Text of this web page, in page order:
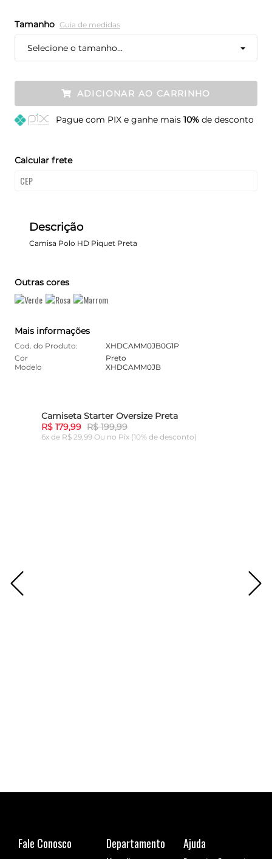
Tamanho Guia de medidas
Selecione o tamanho...
ADICIONAR AO CARRINHO
Pague com PIX e ganhe mais 10%de desconto
Calcular frete
Descrição
Camisa Polo HD Piquet Preta
Outras cores
Mais informações
Cod. do Produto:
XHDCAMM0JB0G1P
Cor
Preto
Modelo
XHDCAMM0JB
Camiseta Starter Oversize Preta
R$ 179,99 R$ 199,99
6x de R$ 29,99 Ou no Pix (10% de desconto)
Fale Conosco Departamento Ajuda